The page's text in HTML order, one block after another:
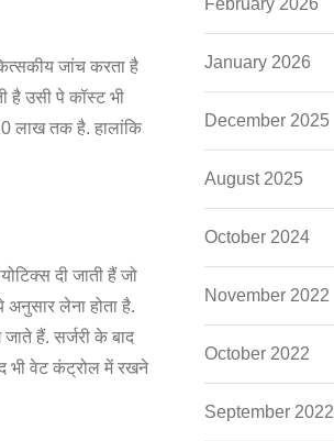
जांच करता है
है उसी पे कॉस्ट भी
लाख तक है. हालांकि
दी जाती हैं जो
अनुसार लेना होता है.
हैं. सर्जरी के बाद
भी वेट कंट्रोल में रखने
February 2026
January 2026
December 2025
August 2025
October 2024
November 2022
October 2022
September 2022